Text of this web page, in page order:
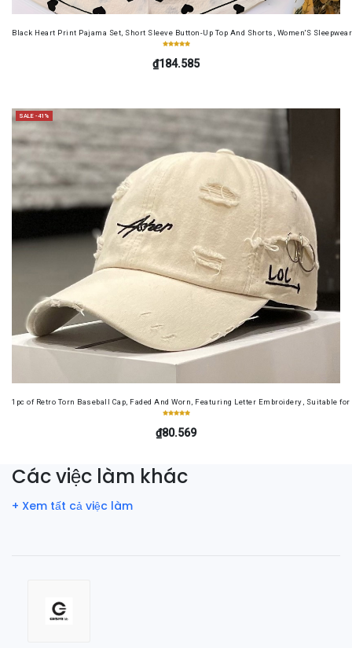
Black Heart Print Pajama Set, Short Sleeve Button-Up Top And Shorts, Women'S
₫184.585
SALE -41%
1pc of Retro Torn Baseball Cap, Faded And Worn, Featuring Letter Embroidery, Suitable
₫80.569
Các việc làm khác
+ Xem tất cả việc làm